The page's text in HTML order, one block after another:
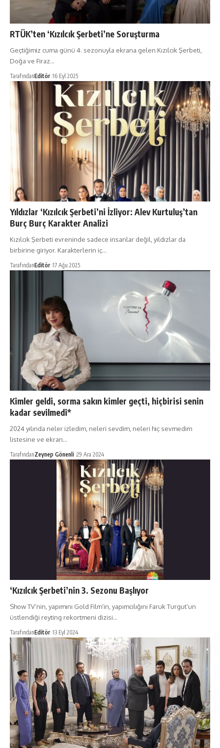
RTÜK’ten ‘Kızılcık Şerbeti’ne Soruşturma
Geçtiğimiz cuma günü 4. sezonuyla ekrana gelen Kızılcık Şerbeti,
Doğa ve Firaz…
TarafındanEditör 16 Eyl 2025
Yıldızlar ‘Kızılcık Şerbeti’ni İzliyor: Alev Kurtuluş’tan
Burç Burç Karakter Analizi
Kızılcık Şerbeti evreninde sadece insanlar değil, yıldızlar da
birbirine giriyor. Karakterlerin iç…
TarafındanEditör 17 Ağu 2025
Kimler geldi, sorma sakın kimler geçti, hiçbirisi senin
kadar sevilmedi*
2024 yılında neler izledim, neleri sevdim, neleri hiç sevmedim
listesine ve ekran…
TarafındanZeynep Gönenli 29 Ara 2024
‘Kızılcık Şerbeti’nin 3. Sezonu Başlıyor
Show TV’nin, yapımını Gold Film’in, yapımcılığını Faruk Turgut’un
üstlendiği reyting rekortmeni dizisi…
TarafındanEditör 13 Eyl 2024